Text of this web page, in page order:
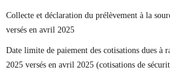
Collecte et déclaration du prélèvement à la
versés en avril 2025
Date limite de paiement des cotisations dues à
2025 versés en avril 2025 (cotisations de